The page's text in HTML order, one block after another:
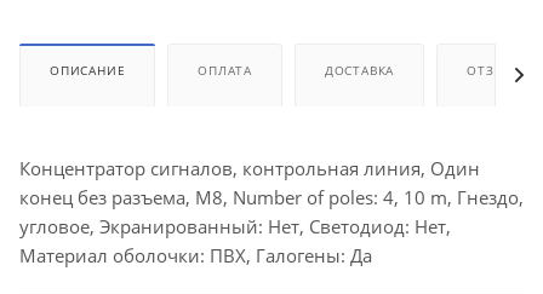
ОПИСАНИЕ ОПЛАТА ДОСТАВКА ОТЗЫВЫ
Концентратор сигналов, контрольная линия, Один
конец без разъема, M8, Number of poles: 4, 10 m, Гнездо,
угловое, Экранированный: Нет, Светодиод: Нет,
Материал оболочки: ПВХ, Галогены: Да